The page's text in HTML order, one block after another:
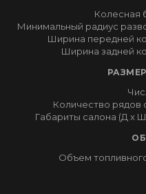
Колесная
Минимальный радиус
Ширина передней
Ширина задней
Количество рядов
Габариты салона (Д x
Объем